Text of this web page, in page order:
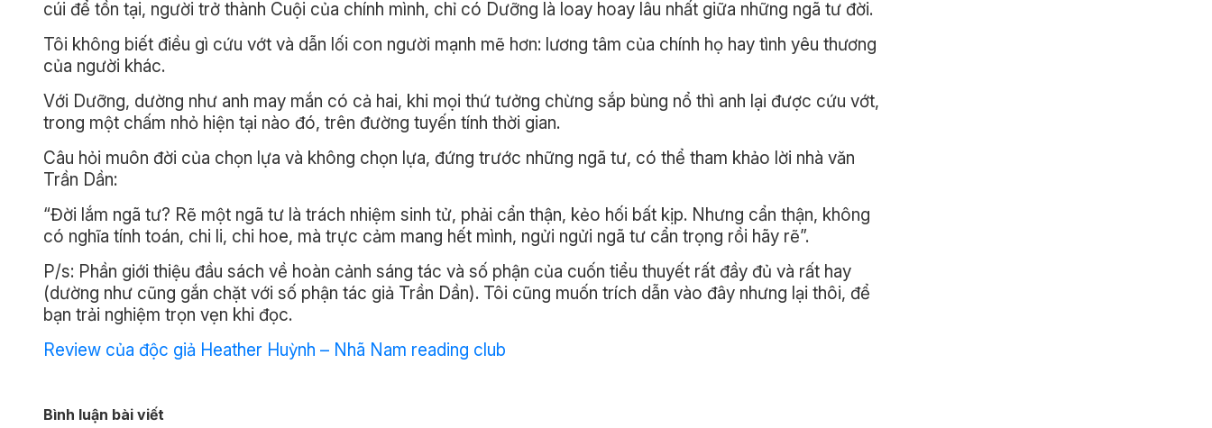
cúi để tồn tại, người trở thành Cuội của chính mình, chỉ có Dưỡng là loay hoay lâu nhất giữa những ngã tư đời.
Tôi không biết điều gì cứu vớt và dẫn lối con người mạnh mẽ hơn: lương tâm của chính họ hay tình yêu thương
của người khác.
Với Dưỡng, dường như anh may mắn có cả hai, khi mọi thứ tưởng chừng sắp bùng nổ thì anh lại được cứu vớt,
trong một chấm nhỏ hiện tại nào đó, trên đường tuyến tính thời gian.
Câu hỏi muôn đời của chọn lựa và không chọn lựa, đứng trước những ngã tư, có thể tham khảo lời nhà văn
Trần Dần:
“Đời lắm ngã tư? Rẽ một ngã tư là trách nhiệm sinh tử, phải cẩn thận, kẻo hối bất kịp. Nhưng cẩn thận, không
có nghĩa tính toán, chi li, chi hoe, mà trực cảm mang hết mình, ngửi ngửi ngã tư cẩn trọng rồi hãy rẽ”.
P/s: Phần giới thiệu đầu sách về hoàn cảnh sáng tác và số phận của cuốn tiểu thuyết rất đầy đủ và rất hay
(dường như cũng gắn chặt với số phận tác giả Trần Dần). Tôi cũng muốn trích dẫn vào đây nhưng lại thôi, để
bạn trải nghiệm trọn vẹn khi đọc.
Review của độc giả Heather Huỳnh – Nhã Nam reading club
Bình luận bài viết